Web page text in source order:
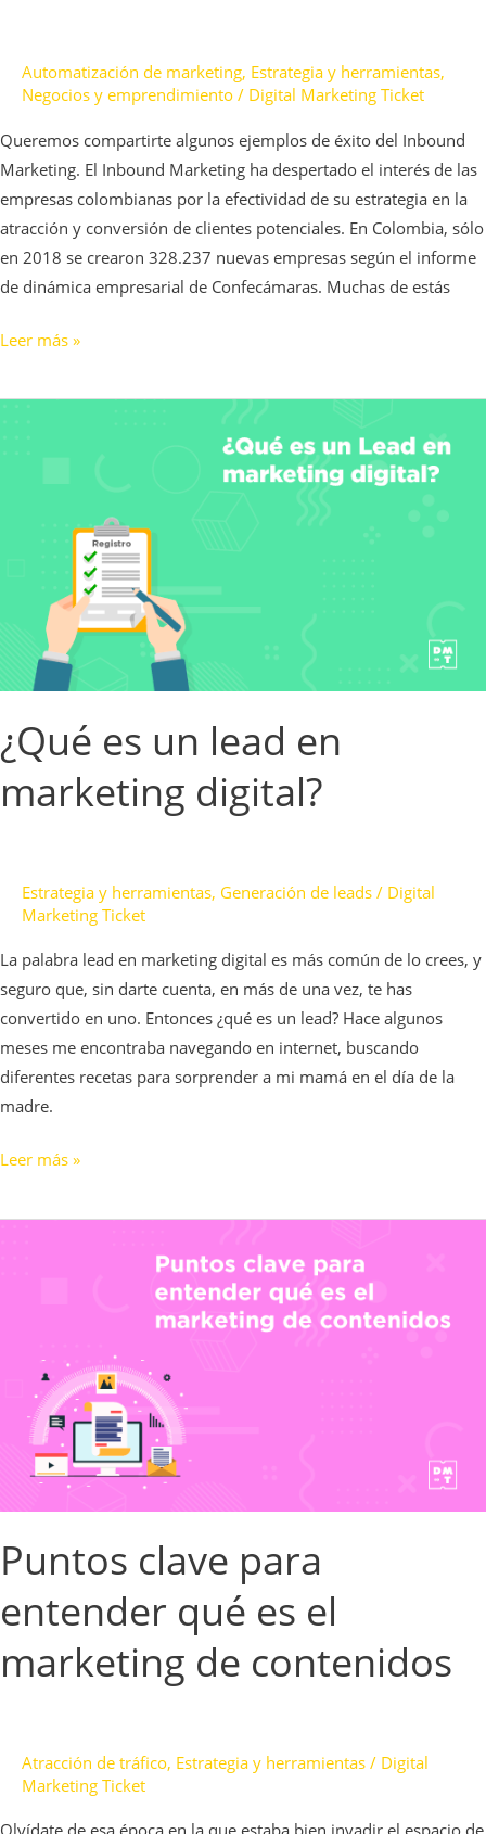
Automatización de marketing, Estrategia y herramientas,
Negocios y emprendimiento / Digital Marketing Ticket
Queremos compartirte algunos ejemplos de éxito del Inbound
Marketing. El Inbound Marketing ha despertado el interés de las
empresas colombianas por la efectividad de su estrategia en la
atracción y conversión de clientes potenciales. En Colombia, sólo
en 2018 se crearon 328.237 nuevas empresas según el informe
de dinámica empresarial de Confecámaras. Muchas de estás
Leer más »
¿Qué es un lead en
marketing digital?
Estrategia y herramientas, Generación de leads / Digital
Marketing Ticket
La palabra lead en marketing digital es más común de lo crees, y
seguro que, sin darte cuenta, en más de una vez, te has
convertido en uno. Entonces ¿qué es un lead? Hace algunos
meses me encontraba navegando en internet, buscando
diferentes recetas para sorprender a mi mamá en el día de la
madre.
¿Qué
marketing
Leer más »
Puntos clave para
entender qué es el
marketing de contenidos
Atracción de tráfico, Estrategia y herramientas / Digital
Marketing Ticket
marketing
contenidos